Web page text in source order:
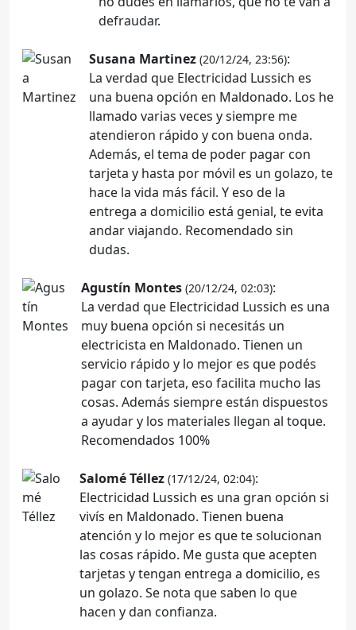
defraudar.
Susana Martinez (20/12/24, 23:56):
La verdad que Electricidad Lussich es
una buena opción en Maldonado. Los he
llamado varias veces y siempre me
atendieron rápido y con buena onda.
Además, el tema de poder pagar con
tarjeta y hasta por móvil es un golazo, te
hace la vida más fácil. Y eso de la
entrega a domicilio está genial, te evita
andar viajando. Recomendado sin
dudas.
Agustín Montes (20/12/24, 02:03):
La verdad que Electricidad Lussich es una
muy buena opción si necesitás un
electricista en Maldonado. Tienen un
servicio rápido y lo mejor es que podés
pagar con tarjeta, eso facilita mucho las
cosas. Además siempre están dispuestos
a ayudar y los materiales llegan al toque.
Recomendados 100%
Salomé Téllez (17/12/24, 02:04):
Electricidad Lussich es una gran opción si
vivís en Maldonado. Tienen buena
atención y lo mejor es que te solucionan
las cosas rápido. Me gusta que acepten
tarjetas y tengan entrega a domicilio, es
un golazo. Se nota que saben lo que
hacen y dan confianza.